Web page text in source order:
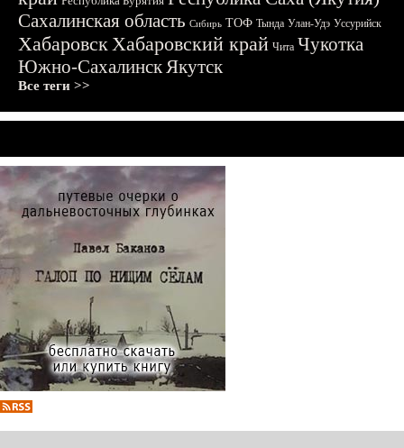
Сахалинская область Сибирь ТОФ Тында Улан-Удэ Уссурийск
ХабаровскХабаровский край Чита Чукотка
Южно-СахалинскЯкутск
Все теги >>